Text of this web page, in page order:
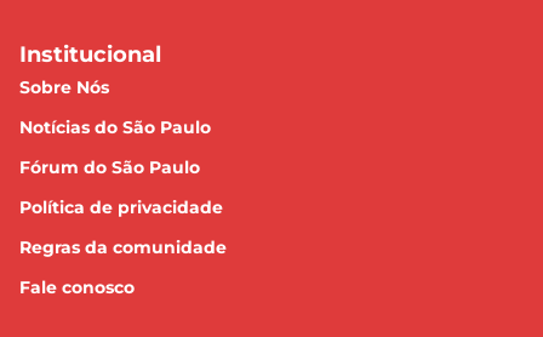
Institucional
Sobre Nós
Notícias do São Paulo
Fórum do São Paulo
Política de privacidade
Regras da comunidade
Fale conosco